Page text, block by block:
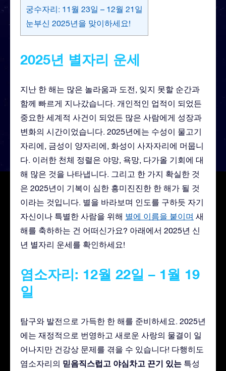
궁수자리: 11월 23일 – 12월 21일
눈부신 2025년을 맞이하세요!
2025년 별자리 운세
지난 한 해는 많은 놀라움과 도전, 잊지 못할 순간과
함께 빠르게 지나갔습니다. 개인적인 업적이 되었든
중요한 세계적 사건이 되었든 많은 사람에게 성장과
변화의 시간이었습니다. 2025년에는 수성이 물고기
자리에, 금성이 양자리에, 화성이 사자자리에 머뭅니
다. 이러한 천체 정렬은 야망, 욕망, 다가올 기회에 대
해 많은 것을 나타냅니다. 그리고 한 가지 확실한 것
은 2025년이 기복이 심한 흥미진진한 한 해가 될 것
이라는 것입니다. 별을 바라보며 인도를 구하듯 자기
자신이나 특별한 사람을 위해 별에 이름을 붙이며 새
해를 축하하는 건 어떠신가요? 아래에서 2025년 신
년 별자리 운세를 확인하세요!
염소자리: 12월 22일 – 1월 19
일
탐구와 발전으로 가득한 한 해를 준비하세요. 2025년
에는 재정적으로 번영하고 새로운 사랑의 물결이 일
어나지만 건강상 문제를 겪을 수 있습니다! 다행히도
염소자리의 믿음직스럽고 야심차고 끈기 있는 특성